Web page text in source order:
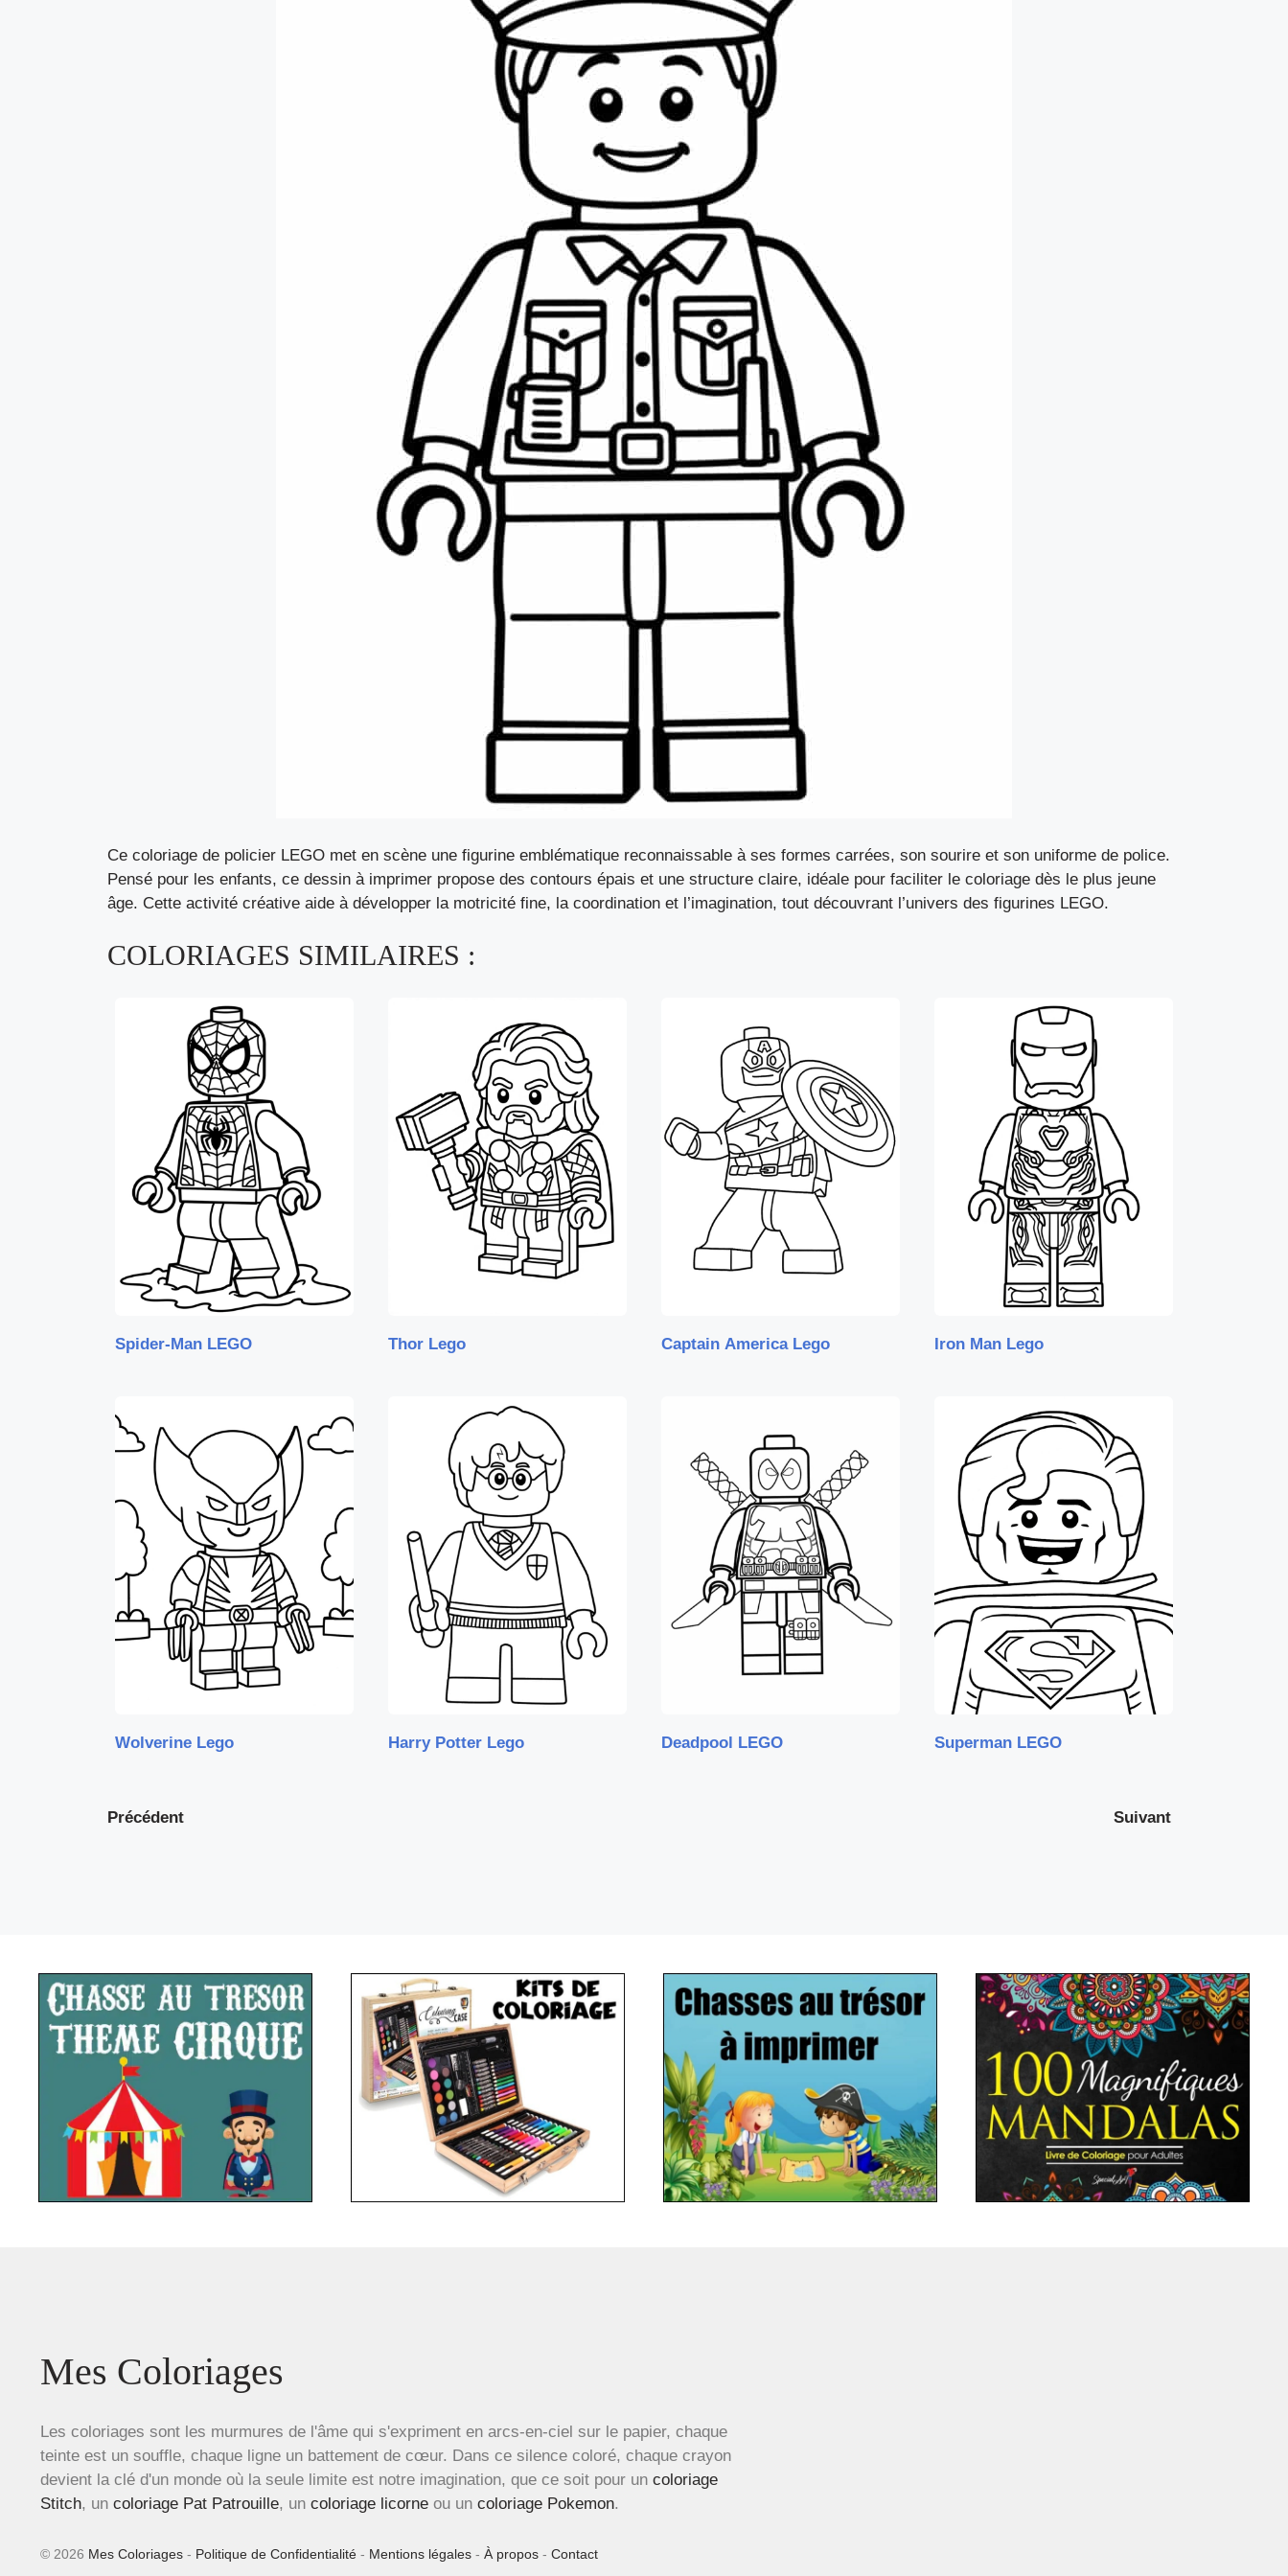
Ce coloriage de policier LEGO met en scène une figurine emblématique reconnaissable à ses formes carrées, son sourire et son uniforme de police.
Pensé pour les enfants, ce dessin à imprimer propose des contours épais et une structure claire, idéale pour faciliter le coloriage dès le plus jeune
âge. Cette activité créative aide à développer la motricité fine, la coordination et l’imagination, tout découvrant l’univers des figurines LEGO.
COLORIAGES SIMILAIRES :
Spider-Man LEGO Thor Lego Captain America Lego Iron Man Lego
Wolverine Lego Harry Potter Lego Deadpool LEGO Superman LEGO
Précédent Suivant
Mes Coloriages
Les coloriages sont les murmures de l'âme qui s'expriment en arcs-en-ciel sur le papier, chaque
teinte est un souffle, chaque ligne un battement de cœur. Dans ce silence coloré, chaque crayon
devient la clé d'un monde où la seule limite est notre imagination, que ce soit pour un coloriage
Stitch, un coloriage Pat Patrouille, un coloriage licorne ou un coloriage Pokemon.
© 2026 Mes Coloriages - Politique de Confidentialité - Mentions légales - À propos - Contact